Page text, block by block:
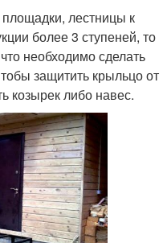
лестницы к
более 3 ступеней, то
необходимо сделать
защитить крыльцо от
козырек либо навес.